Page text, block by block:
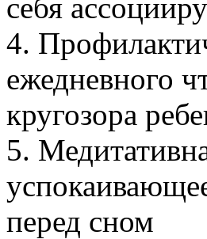
себя
4.
ежедневного
кругозора
5.
перед сном